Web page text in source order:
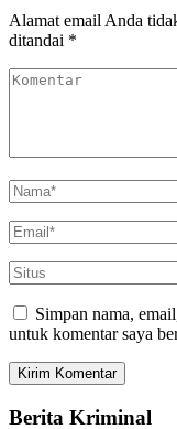
Alamat email Anda
ditandai *
Simpan nama,
untuk komentar saya
Berita Kriminal